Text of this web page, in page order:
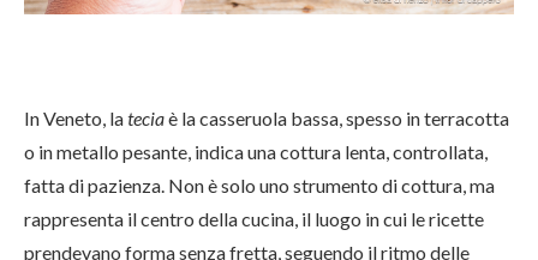
In Veneto, lateciaè la casseruola bassa, spesso in terracotta
o in metallo pesante, indica una cottura lenta, controllata,
fatta di pazienza. Non è solo uno strumento di cottura, ma
rappresenta il centro della cucina, il luogo in cui le ricette
prendevano forma senza fretta, seguendo il ritmo delle